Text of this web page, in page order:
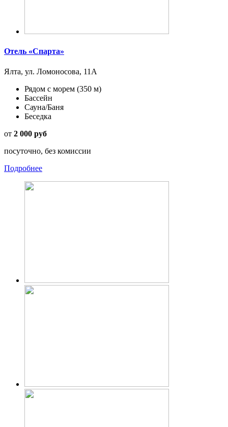
Отель «Спарта»
Ялта, ул. Ломоносова, 11А
Рядом с морем (350 м)
Бассейн
Сауна/Баня
Беседка
от 2 000 руб
посуточно, без комиссии
Подробнее